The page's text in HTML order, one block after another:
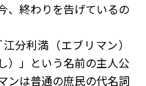
、終わりを告げているの
分利満（エブリマン）
）」という名前の主人公
ンは普通の庶民の代名詞